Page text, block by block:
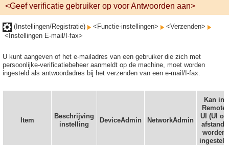
<Geef verificatie gebruiker op voor Antwoorden aan>
(Instellingen/Registratie) <Functie-instellingen>
<Verzenden>
<Instellingen E-mail/I-fax>
U kunt aangeven of het e-mailadres van een gebruiker die zich met
persoonlijke-verificatiebeheer aanmeldt op de machine, moet worden
ingesteld als antwoordadres bij het verzenden van een e-mail/I-fax.
Item
Beschrijving
instelling
DeviceAdmin NetworkAdmin
Kan in
Remote
UI (UI op
afstand)
worden
ingesteld